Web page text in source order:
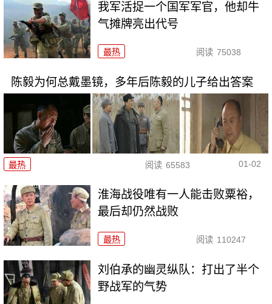
我军活捉一个国军军官，他却牛
气摊牌亮出代号
最热 阅读 75038
陈毅为何总戴墨镜，多年后陈毅的儿子给出答案
最热 阅读 65583 01-02
淮海战役唯有一人能击败粟裕，
最后却仍然战败
最热 阅读 110247
刘伯承的幽灵纵队：打出了半个
野战军的气势